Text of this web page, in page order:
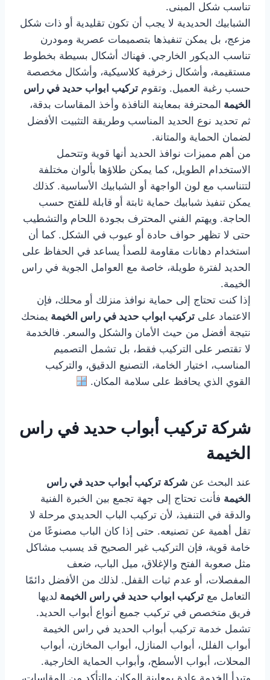
تناسب شكل المبنى.
الشبابيك الحديدية لا يجب أن تكون تقليدية أو ذات شكل
مزعج، بل يمكن تنفيذها بتصميمات عصرية ومودرن
تناسب الديكور الخارجي. فهناك أشكال بسيطة بخطوط
مستقيمة، وأشكال زخرفية كلاسيكية، وأشكال مخصصة
حسب رغبة العميل. وتقوم تركيب ابواب حديد في راس
الخيمة المحترفة بمعاينة النافذة وأخذ المقاسات بدقة،
ثم تحديد نوع الحديد المناسب وطريقة التثبيت الأفضل
لضمان الحماية والمتانة.
من أهم مميزات نوافذ الحديد أنها قوية وتتحمل
الاستخدام الطويل، كما يمكن طلاؤها بألوان مختلفة
لتتناسب مع لون الواجهة أو الشبابيك الأساسية. كذلك
يمكن تنفيذ شبابيك حماية ثابتة أو قابلة للفتح حسب
الحاجة. ويهتم الفني المحترف بجودة اللحام والتشطيب
حتى لا تظهر حواف حادة أو عيوب في الشكل. كما أن
استخدام دهانات مقاومة للصدأ يساعد في الحفاظ على
الحديد لفترة طويلة، خاصة مع العوامل الجوية في راس
الخيمة.
إذا كنت تحتاج إلى حماية نوافذ منزلك أو محلك، فإن
الاعتماد على تركيب ابواب حديد في راس الخيمة يمنحك
نتيجة أفضل من حيث الأمان والشكل والسعر. فالخدمة
لا تقتصر على التركيب فقط، بل تشمل التصميم
المناسب، اختيار الخامة، التصنيع الدقيق، والتركيب
القوي الذي يحافظ على سلامة المكان.
شركة تركيب أبواب حديد في راس
الخيمة
عند البحث عن شركة تركيب أبواب حديد في راس
الخيمة فأنت تحتاج إلى جهة تجمع بين الخبرة الفنية
والدقة في التنفيذ، لأن تركيب الباب الحديدي مرحلة لا
تقل أهمية عن تصنيعه. حتى إذا كان الباب مصنوعًا من
خامة قوية، فإن التركيب غير الصحيح قد يسبب مشاكل
مثل صعوبة الفتح والإغلاق، ميل الباب، ضعف
المفصلات، أو عدم ثبات القفل. لذلك من الأفضل دائمًا
التعامل مع تركيب ابواب حديد في راس الخيمة لديها
فريق متخصص في تركيب جميع أنواع أبواب الحديد.
تشمل خدمة تركيب أبواب الحديد في راس الخيمة
أبواب الفلل، أبواب المنازل، أبواب المخازن، أبواب
المحلات، أبواب الأسطح، وأبواب الحماية الخارجية.